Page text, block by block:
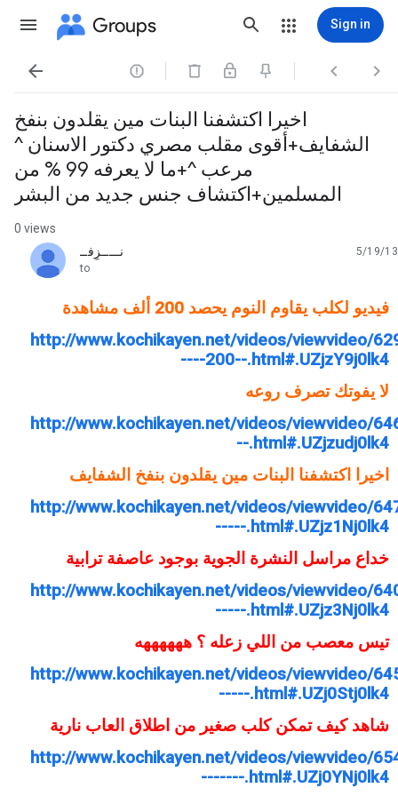
Groups Sign in
   
اخيرا اكتشفنا البنات مين يقلدون بنفخ
الشفايف+أقوى مقلب مصري دكتور الاسنان ^
مرعب ^+ما لا يعرفه 99 % من
المسلمين+اكتشاف جنس جديد من البشر
0 views
نـــــزٍفــ
unread,
5/19/13
to
فيديو لكلب يقاوم النوم يحصد 200 ألف مشاهدة
http://www.kochikayen.net/videos/viewvideo/
----200--.html#.UZjzY9j0lk4
لا يفوتك تصرف روعه
http://www.kochikayen.net/videos/viewvideo/
--.html#.UZjzudj0lk4
اخيرا اكتشفنا البنات مين يقلدون بنفخ الشفايف
http://www.kochikayen.net/videos/viewvideo/
-----.html#.UZjz1Nj0lk4
خداع مراسل النشرة الجوية بوجود عاصفة ترابية
http://www.kochikayen.net/videos/viewvideo/
-----.html#.UZjz3Nj0lk4
تيس معصب من اللي زعله ؟ ههههههه
http://www.kochikayen.net/videos/viewvideo/
-----.html#.UZj0Stj0lk4
شاهد كيف تمكن كلب صغير من اطلاق العاب نارية
http://www.kochikayen.net/videos/viewvideo/
-------.html#.UZj0YNj0lk4